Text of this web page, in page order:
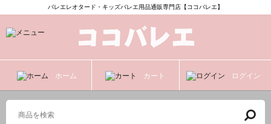
バレエレオタード・キッズバレエ用品通販専門店【ココバレエ】
ホーム カート ログイン